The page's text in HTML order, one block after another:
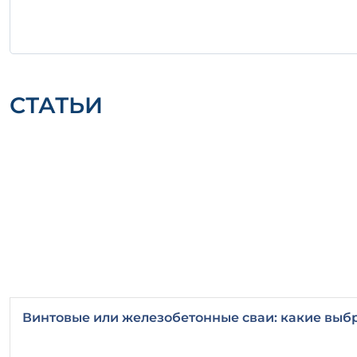
СТАТЬИ
Винтовые или железобетонные сваи: какие